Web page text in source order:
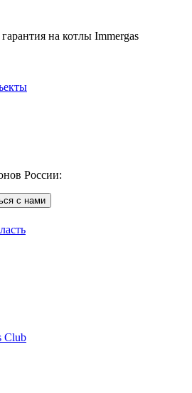
на котлы Immergas
России:
с нами
Club